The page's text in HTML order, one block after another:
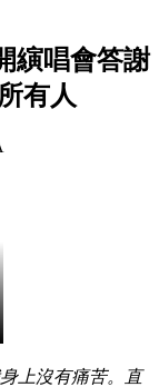
縯唱會答謝
有人
上沒有痛苦。直